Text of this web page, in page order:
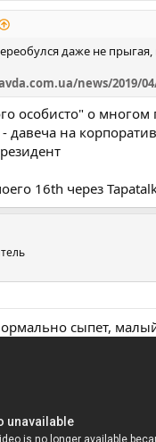
даже не
news/2019/
особисто" о
давеча на
16th через
сыпет,